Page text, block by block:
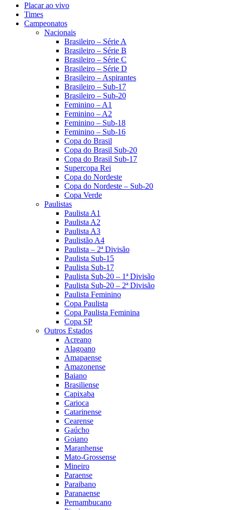
Placar ao vivo
Times
Campeonatos
Nacionais
Brasileiro – Série A
Brasileiro – Série B
Brasileiro – Série C
Brasileiro – Série D
Brasileiro – Aspirantes
Brasileiro – Sub-17
Brasileiro – Sub-20
Feminino – A1
Feminino – A2
Feminino – Sub-18
Feminino – Sub-16
Copa do Brasil
Copa do Brasil Sub-20
Copa do Brasil Sub-17
Supercopa Rei
Copa do Nordeste
Copa do Nordeste – Sub-20
Copa Verde
Paulistas
Paulista A1
Paulista A2
Paulista A3
Paulistão A4
Paulista – 2ª Divisão
Paulista Sub-15
Paulista Sub-17
Paulista Sub-20 – 1ª Divisão
Paulista Sub-20 – 2ª Divisão
Paulista Feminino
Copa Paulista
Copa Paulista Feminina
Copa SP
Outros Estados
Acreano
Alagoano
Amapaense
Amazonense
Baiano
Brasiliense
Capixaba
Carioca
Catarinense
Cearense
Gaúcho
Goiano
Maranhense
Mato-Grossense
Mineiro
Paraense
Paraibano
Paranaense
Pernambucano